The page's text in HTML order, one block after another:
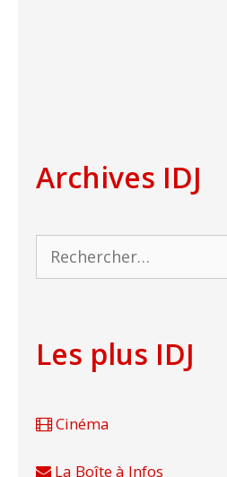
Archives IDJ
Rechercher :
Les plus IDJ
Cinéma
La Boîte à Infos